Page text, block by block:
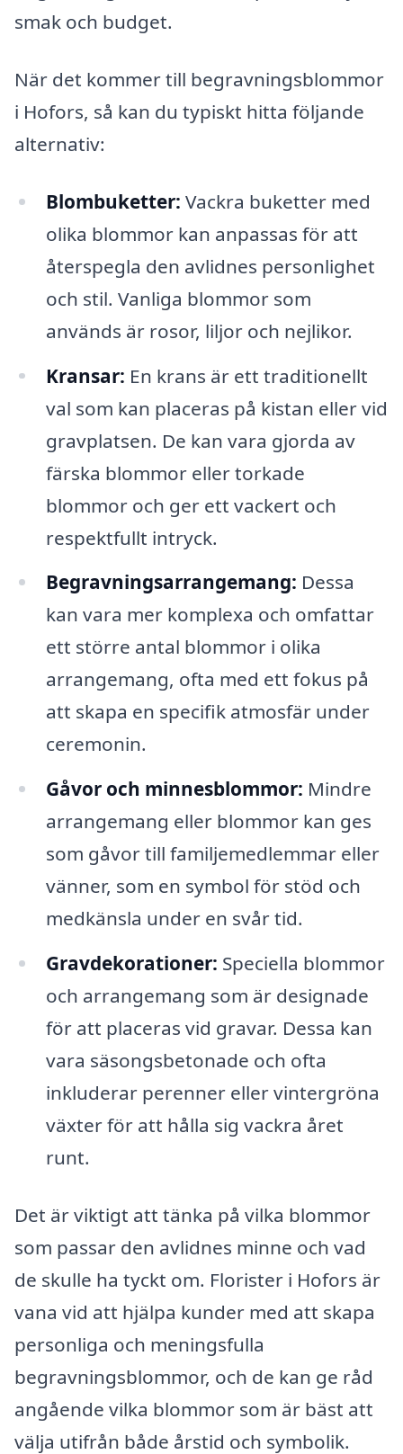
smak och budget.
När det kommer till begravningsblommor
i Hofors, så kan du typiskt hitta följande
alternativ:
Blombuketter: Vackra buketter med
olika blommor kan anpassas för att
återspegla den avlidnes personlighet
och stil. Vanliga blommor som
används är rosor, liljor och nejlikor.
Kransar: En krans är ett traditionellt
val som kan placeras på kistan eller vid
gravplatsen. De kan vara gjorda av
färska blommor eller torkade
blommor och ger ett vackert och
respektfullt intryck.
Begravningsarrangemang: Dessa
kan vara mer komplexa och omfattar
ett större antal blommor i olika
arrangemang, ofta med ett fokus på
att skapa en specifik atmosfär under
ceremonin.
Gåvor och minnesblommor: Mindre
arrangemang eller blommor kan ges
som gåvor till familjemedlemmar eller
vänner, som en symbol för stöd och
medkänsla under en svår tid.
Gravdekorationer: Speciella blommor
och arrangemang som är designade
för att placeras vid gravar. Dessa kan
vara säsongsbetonade och ofta
inkluderar perenner eller vintergröna
växter för att hålla sig vackra året
runt.
Det är viktigt att tänka på vilka blommor
som passar den avlidnes minne och vad
de skulle ha tyckt om. Florister i Hofors är
vana vid att hjälpa kunder med att skapa
personliga och meningsfulla
begravningsblommor, och de kan ge råd
angående vilka blommor som är bäst att
välja utifrån både årstid och symbolik.